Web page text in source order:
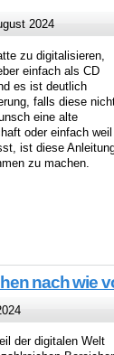
2024
zu digitalisieren,
einfach als CD
es ist deutlich
falls diese
eine alte
oder einfach weil
ist diese
zu machen.
nach wie
der digitalen Welt